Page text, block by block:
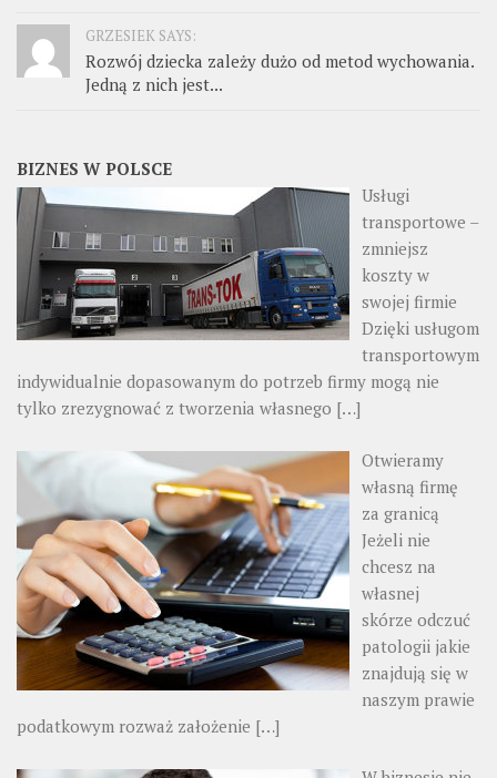
GRZESIEK SAYS:
Rozwój dziecka zależy dużo od metod wychowania.
Jedną z nich jest...
BIZNES W POLSCE
Usługi
transportowe –
zmniejsz
koszty w
swojej firmie
Dzięki usługom
transportowym
indywidualnie dopasowanym do potrzeb firmy mogą nie
tylko zrezygnować z tworzenia własnego […]
Otwieramy
własną firmę
za granicą
Jeżeli nie
chcesz na
własnej
skórze odczuć
patologii jakie
znajdują się w
naszym prawie
podatkowym rozważ założenie […]